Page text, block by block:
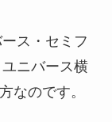
ス・セミフ
ニバース横
なのです。